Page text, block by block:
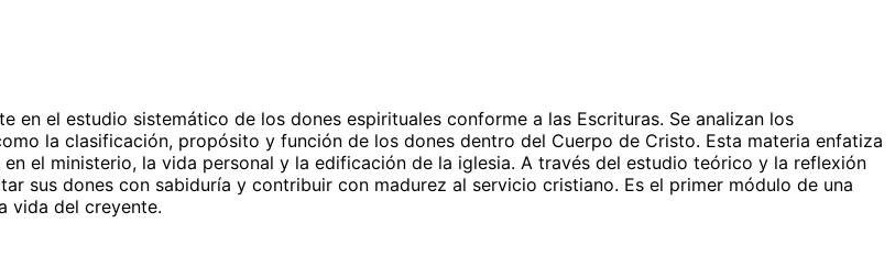
en el estudio sistemático de los dones espirituales conforme a las Escrituras. Se analizan los
la clasificación, propósito y función de los dones dentro del Cuerpo de Cristo. Esta materia enfatiza
el ministerio, la vida personal y la edificación de la iglesia. A través del estudio teórico y la reflexión
sus dones con sabiduría y contribuir con madurez al servicio cristiano. Es el primer módulo de una
vida del creyente.